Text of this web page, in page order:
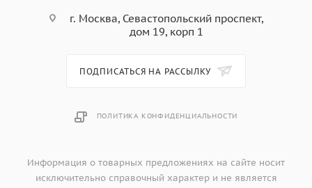
г. Москва, Севастопольский проспект,
дом 19, корп 1
ПОДПИСАТЬСЯ НА РАССЫЛКУ
ПОЛИТИКА КОНФИДЕНЦИАЛЬНОСТИ
Информация о товарных предложениях на сайте носит
исключительно справочный характер и не является